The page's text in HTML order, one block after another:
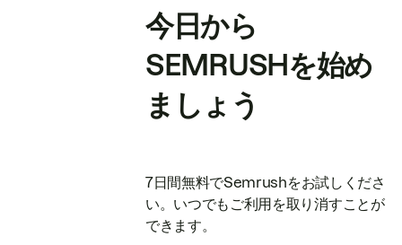
ラオス
ラトビア
リトアニア
リヒテンシュタイン
リベリア
リユニオン島
ルーマニア
レソト
レバノン
ロシア
今日から
SEMRUSHを始め
ましょう
7日間無料でSemrushをお試しくださ
い。いつでもご利用を取り消すことが
できます。